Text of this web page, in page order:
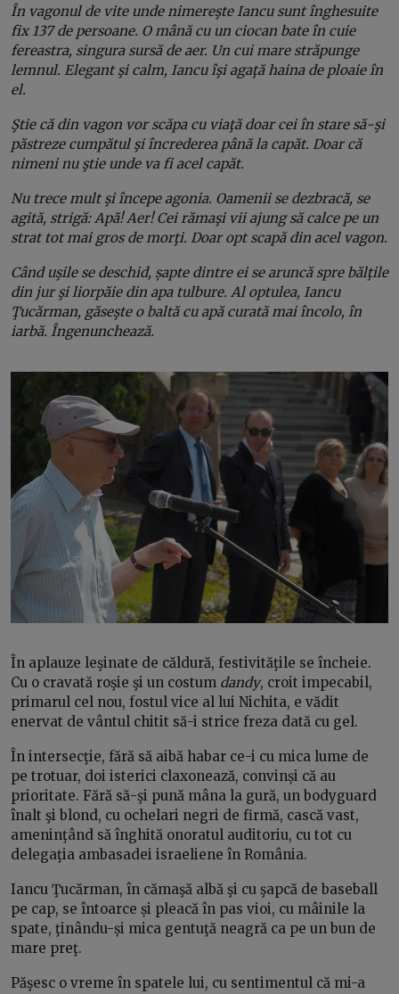
În vagonul de vite unde nimereşte Iancu sunt înghesuite
fix 137 de persoane. O mână cu un ciocan bate în cuie
fereastra, singura sursă de aer. Un cui mare străpunge
lemnul. Elegant şi calm, Iancu îşi agaţă haina de ploaie în
el.
Ştie că din vagon vor scăpa cu viaţă doar cei în stare să-şi
păstreze cumpătul şi încrederea până la capăt. Doar că
nimeni nu ştie unde va fi acel capăt.
Nu trece mult şi începe agonia. Oamenii se dezbracă, se
agită, strigă: Apă! Aer! Cei rămaşi vii ajung să calce pe un
strat tot mai gros de morţi. Doar opt scapă din acel vagon.
Când uşile se deschid, șapte dintre ei se aruncă spre bălţile
din jur şi liorpăie din apa tulbure. Al optulea, Iancu
Ţucărman, găseşte o baltă cu apă curată mai încolo, în
iarbă. Îngenunchează.
În aplauze leşinate de căldură, festivităţile se încheie.
Cu o cravată roşie şi un costum dandy, croit impecabil,
primarul cel nou, fostul vice al lui Nichita, e vădit
enervat de vântul chitit să-i strice freza dată cu gel.
În intersecţie, fără să aibă habar ce-i cu mica lume de
pe trotuar, doi isterici claxonează, convinși că au
prioritate. Fără să-şi pună mâna la gură, un bodyguard
înalt şi blond, cu ochelari negri de firmă, cască vast,
ameninţând să înghită onoratul auditoriu, cu tot cu
delegaţia ambasadei israeliene în România.
Iancu Ţucărman, în cămaşă albă şi cu şapcă de baseball
pe cap, se întoarce și pleacă în pas vioi, cu mâinile la
spate, ţinându-și mica gentuţă neagră ca pe un bun de
mare preţ.
Păşesc o vreme în spatele lui, cu sentimentul că mi-a